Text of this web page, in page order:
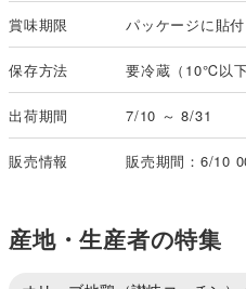
賞味期限 パッケージに貼
保存方法 要冷蔵（10℃以下
出荷期間 7/10 ～ 8/31
販売情報 販売期間：6/10
産地・生産者の特集